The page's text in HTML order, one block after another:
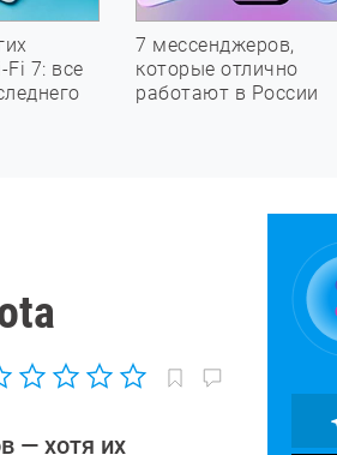
Fi 7: все
7 мессенджеров,
которые отлично
работают в России
— хотя их